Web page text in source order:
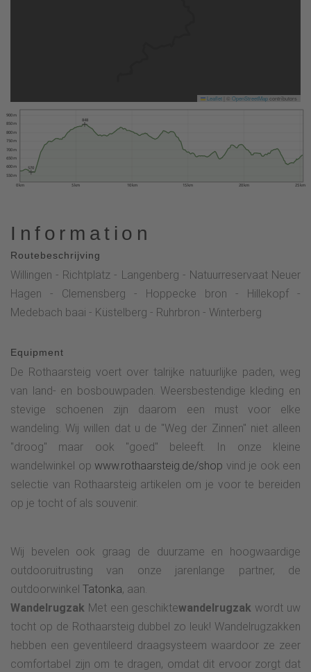
Leaflet OpenStreetMapcontributors
0 km 5 km 10 km 15 km 20 km 25 km
550 m
600 m
650 m
700 m
750 m
800 m
850 m
900 m
570
848
Information
Routebeschrijving
Willingen - Richtplatz - Langenberg - Natuurreservaat Neuer
Hagen - Clemensberg - Hoppecke bron - Hillekopf -
Medebach baai - Küstelberg - Ruhrbron - Winterberg
Equipment
De Rothaarsteig voert over talrijke natuurlijke paden, weg
van land- en bosbouwpaden. Weersbestendige kleding en
stevige schoenen zijn daarom een must voor elke
wandeling. Wij willen dat u de "Weg der Zinnen" niet alleen
"droog" maar ook "goed" beleeft. In onze kleine
wandelwinkel op www.rothaarsteig.de/shop vind je ook een
selectie van Rothaarsteig artikelen om je voor te bereiden
op je tocht of als souvenir.
Wij bevelen ook graag de duurzame en hoogwaardige
outdooruitrusting van onze jarenlange partner, de
outdoorwinkel Tatonka, aan.
Wandelrugzak Met een geschiktewandelrugzak wordt uw
tocht op de Rothaarsteig dubbel zo leuk! Wandelrugzakken
hebben een geventileerd draagsysteem waardoor ze zeer
comfortabel zijn om te dragen, omdat dit ervoor zorgt dat